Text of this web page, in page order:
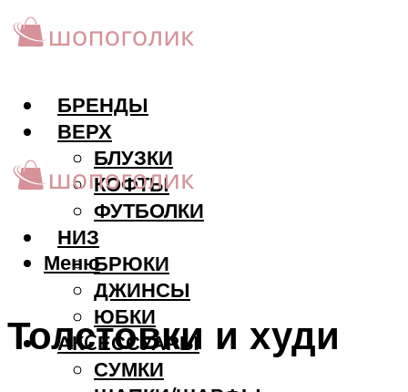
БРЕНДЫ
ВЕРХ
БЛУЗКИ
КОФТЫ
ФУТБОЛКИ
НИЗ
БРЮКИ
ДЖИНСЫ
ЮБКИ
АКCЕССУАРЫ
СУМКИ
Меню
Толстовки и худи